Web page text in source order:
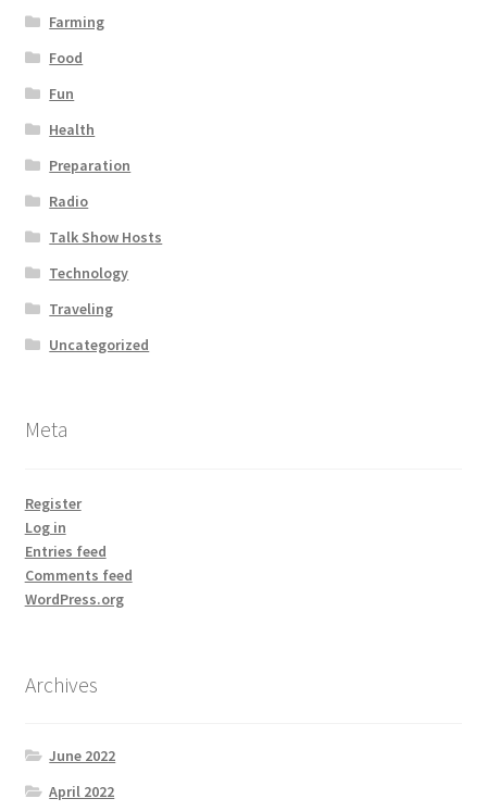
Farming
Food
Fun
Health
Preparation
Radio
Talk Show Hosts
Technology
Traveling
Uncategorized
Meta
Register
Log in
Entries feed
Comments feed
WordPress.org
Archives
June 2022
April 2022